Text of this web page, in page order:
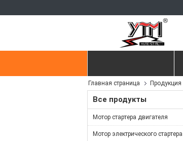
контактные данные
Главная страница Продукция
Все продукты
Мотор стартера двигателя
Мотор электрического стартера